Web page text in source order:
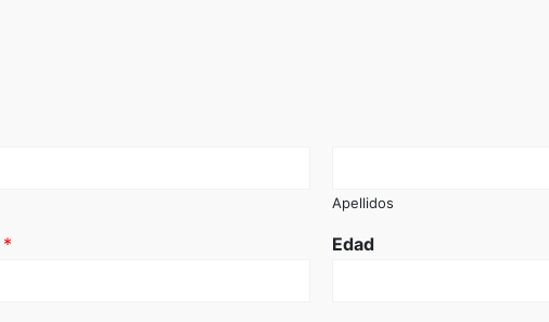
Apellidos
* Edad